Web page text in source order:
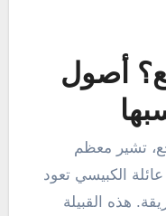
أصول
تشير معظم
عائلة الكبيسي تعود
هذه القبيلة